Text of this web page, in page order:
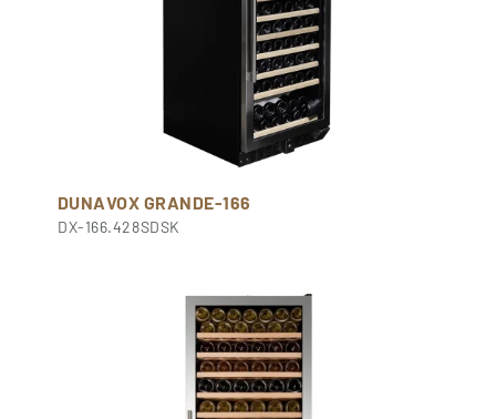
DUNAVOX GRANDE-166
DX-166.428SDSK